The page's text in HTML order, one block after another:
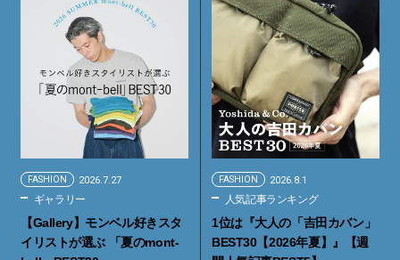
FASHION 2026.7.27
ギャラリー
【Gallery】モンベル好きスタ
イリストが選ぶ 「夏のmont-
FASHION 2026.8.1
人気記事ランキング
1位は『大人の「吉田カバン」
BEST30【2026年夏】』【週